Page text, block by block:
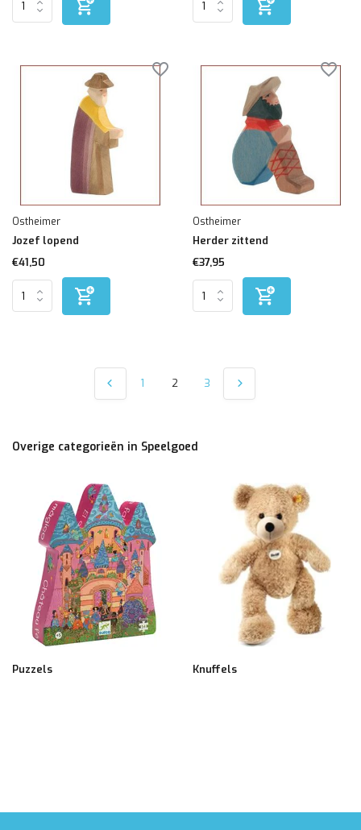
Ostheimer
Jozef lopend
€41,50
Ostheimer
Herder zittend
€37,95
1 2 3
Overige categorieën in Speelgoed
Puzzels Knuffels